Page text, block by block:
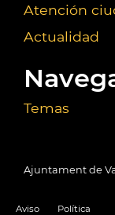
Atención
Actualidad
Temas
Ajuntament de
Aviso
Política